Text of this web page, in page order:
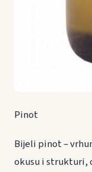
Pinot
Bijeli pinot –
okusu i strukturi,